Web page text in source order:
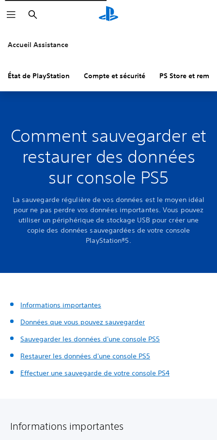
Rechercher
Accueil Assistance
État de PlayStation Compte et sécurité PS Store et
Comment sauvegarder et
restaurer des données
sur console PS5
La sauvegarde régulière de vos données est le moyen idéal
pour ne pas perdre vos données importantes. Vous pouvez
utiliser un périphérique de stockage USB pour créer une
copie des données sauvegardées de votre console
PlayStation®5.
Informations importantes
Données que vous pouvez sauvegarder
Sauvegarder les données d'une console PS5
Restaurer les données d'une console PS5
Effectuer une sauvegarde de votre console PS4
Informations importantes